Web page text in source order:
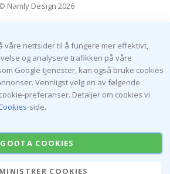
Namly Design 2026
våre nettsider til å fungere mer effektivt,
og analysere trafikken på våre
Google-tjenester, kan også bruke cookies
Vennligst velg en av følgende
preferanser. Detaljer om cookies vi
-side.
GODTA COOKIES
COOKIES